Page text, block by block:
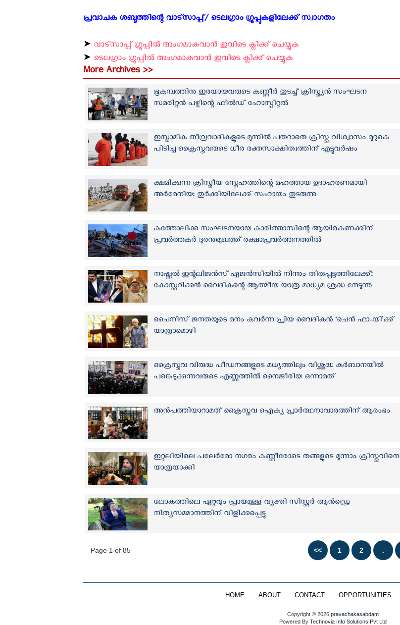
പ്രവാചക ശബ്ദത്തിന്റെ വാട്സാപ്പ്/ ടെലഗ്രാം ഗ്രൂപ്പുകളിലേക്ക് സ്വാഗതം ‍
➤ വാട്സാപ്പ് ഗ്രൂപ്പിൽ അംഗമാകുവാൻ ഇവിടെ ക്ലിക്ക് ചെയ്യുക
➤ ടെലഗ്രാം ഗ്രൂപ്പിൽ അംഗമാകുവാൻ ഇവിടെ ക്ലിക്ക് ചെയ്യുക
More Archives >>
ഭൂകമ്പത്തിനു ഇരയായവരുടെ കണ്ണീര്‍ തുടച്ച് ക്രിസ്ത്യന്‍ സംഘടന
സമരിറ്റന്‍ പഴ്സിന്റെ ഫീല്‍ഡ് ഹോസ്പിറ്റല്‍
ഇസ്ലാമിക തീവ്രവാദികളുടെ മുന്നില്‍ പതറാതെ ക്രിസ്തു വിശ്വാസം മുറുകെ
പിടിച്ച ക്രൈസ്തവരുടെ ധീര രക്തസാക്ഷിത്വത്തിന് എട്ടുവര്‍ഷം
ക്ഷമിക്കുന്ന ക്രിസ്തീയ സ്നേഹത്തിന്റെ മഹത്തായ ഉദാഹരണമായി
അര്‍മേനിയ: തുര്‍ക്കിയിലേക്ക് സഹായം തുടരുന്നു
കത്തോലിക്ക സംഘടനയായ കാരിത്താസിന്റെ ആയിരകണക്കിന്
പ്രവര്‍ത്തകര്‍ ദുരന്തമുഖത്ത് രക്ഷാപ്രവര്‍ത്തനത്തില്‍
നാഷ്ണല്‍ ഇന്റലിജന്‍സ് ഏജന്‍സിയില്‍ നിന്നും തിരുപ്പട്ടത്തിലേക്ക്:
കോസ്റ്ററിക്കന്‍ വൈദികന്റെ ആത്മീയ യാത്ര മാധ്യമ ശ്രദ്ധ നേടുന്നു
ചൈനീസ് ജനതയുടെ മനം കവര്‍ന്ന പ്രിയ വൈദികന്‍ ‘ചെന്‍ ഫാ-യി’ക്ക്
യാത്രാമൊഴി
ക്രൈസ്തവ വിരുദ്ധ പീഡനങ്ങളുടെ മധ്യത്തിലും വിശുദ്ധ കുര്‍ബാനയില്‍
പങ്കെടുക്കുന്നവരുടെ എണ്ണത്തില്‍ നൈജീരിയ ഒന്നാമത്
അന്‍പത്തിയാറാമത് ക്രൈസ്തവ ഐക്യ പ്രാർത്ഥനാവാരത്തിന് ആരംഭം
ഇറ്റലിയിലെ പലേർമോ നഗരം കണ്ണീരോടെ തങ്ങളുടെ മൂന്നാം ക്രിസ്തുവിനെ
യാത്രയാക്കി
ലോകത്തിലെ ഏറ്റവും പ്രായമുള്ള വ്യക്തി സിസ്റ്റര്‍ ആന്‍ഡ്രെ
നിത്യസമ്മാനത്തിന് വിളിക്കപ്പെട്ടു
Page 1 of 85
HOME ABOUT CONTACT OPPORTUNITIES
Copyright © 2026 pravachakasabdam
Powered ByTechnovia Info Solutions Pvt Ltd